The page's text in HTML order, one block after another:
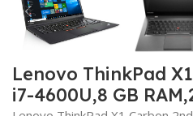
Lenovo ThinkPad
i7-4600U,8 GB